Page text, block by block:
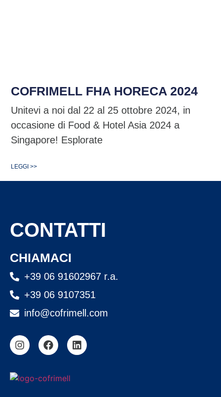
COFRIMELL FHA HORECA 2024
Unitevi a noi dal 22 al 25 ottobre 2024, in
occasione di Food & Hotel Asia 2024 a
Singapore! Esplorate
LEGGI >>
CONTATTI
CHIAMACI
+39 06 91602967 r.a.
+39 06 9107351
info@cofrimell.com